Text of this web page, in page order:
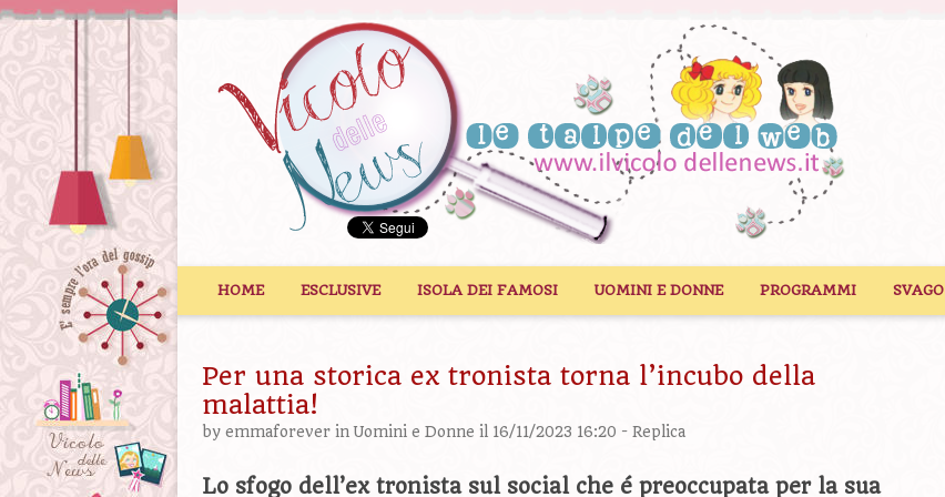
HOME ESCLUSIVE ISOLA DEI FAMOSI UOMINI E DONNE PROGRAMMI SVAGO
Per una storica ex tronista torna l’incubo della
malattia!
by emmaforever inUomini e Donne il 16/11/2023 16:20 - Replica
Lo sfogo dell’ex tronista sul social che é preoccupata per la sua